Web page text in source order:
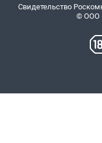
Свидетельство
© ООО